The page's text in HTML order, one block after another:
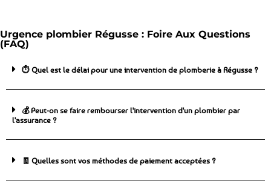
Urgence plombier Régusse : Foire Aux Questions
(FAQ)
⏱️ Quel est le délai pour une intervention de plomberie à Régusse ?
💰 Peut-on se faire rembourser l'intervention d'un plombier par
l'assurance ?
🧾 Quelles sont vos méthodes de paiement acceptées ?